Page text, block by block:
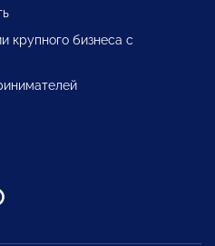
крупного бизнеса с